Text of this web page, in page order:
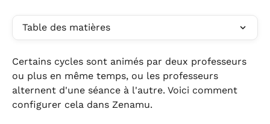
Table des matières
Certains cycles sont animés par deux professeurs
ou plus en même temps, ou les professeurs
alternent d'une séance à l'autre. Voici comment
configurer cela dans Zenamu.